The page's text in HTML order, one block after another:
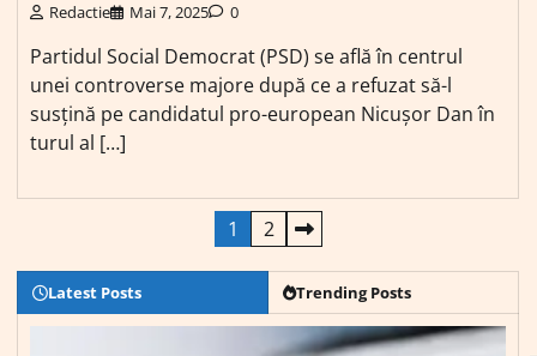
Redactie Mai 7, 2025 0
Partidul Social Democrat (PSD) se află în centrul
unei controverse majore după ce a refuzat să-l
susțină pe candidatul pro-european Nicușor Dan în
turul al […]
articole
1 2
Latest Posts Trending Posts